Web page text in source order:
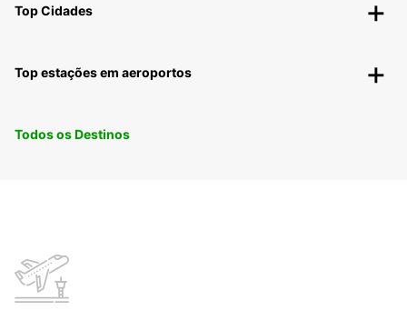
Top Cidades
Top estações em aeroportos
Todos os Destinos